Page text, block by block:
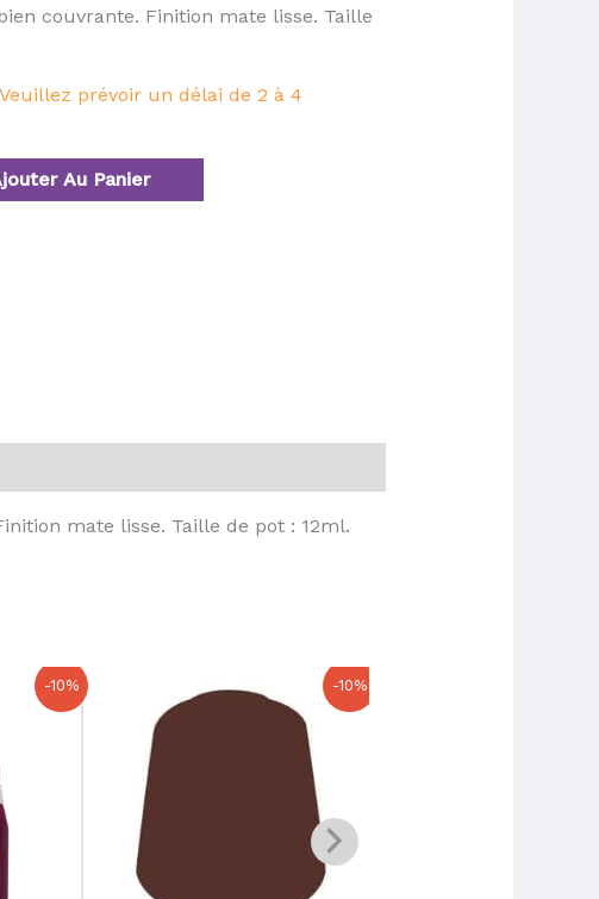
couvrante. Finition mate lisse. Taille
prévoir un délai de 2 à 4
Au Panier
mate lisse. Taille de pot : 12ml.
-10% -10%
prix
prix